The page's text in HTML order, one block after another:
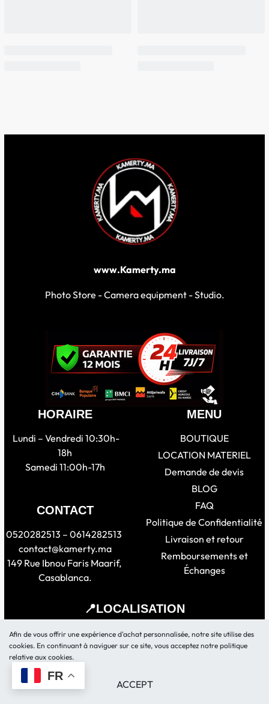
www.Kamerty.ma
Photo Store - Camera equipment - Studio.
HORAIRE
Lundi – Vendredi 10:30h-
18h
Samedi 11:00h-17h
CONTACT
0520282513 – 0614282513
contact@kamerty.ma
149 Rue Ibnou Faris Maarif,
Casablanca.
MENU
BOUTIQUE
LOCATION MATERIEL
Demande de devis
BLOG
FAQ
Politique de Confidentialité
Livraison et retour
Remboursements et
Échanges
📍LOCALISATION
© Kamerty.ma 2026. Tous droits réservés.
Afin de vous offrir une expérience d'achat personnalisée, notre site utilise des
cookies. En continuant à naviguer sur ce site, vous acceptez notre politique
relative aux cookies.
ACCEPT
FR